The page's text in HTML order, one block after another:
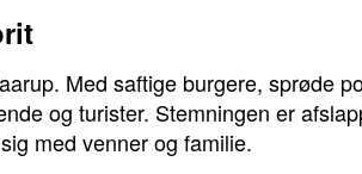
Med saftige burgere, sprøde
og turister. Stemningen er
med venner og familie.